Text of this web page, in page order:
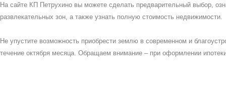
На сайте КП Петрухино вы можете сделать предварительный выбор,
развлекательных зон, а также узнать полную стоимость недвижимости.
Не упустите возможность приобрести землю в современном и
течение октября месяца. Обращаем внимание – при оформлении